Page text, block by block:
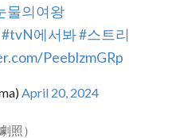
물의여왕
#tvN에서봐#스트리
PeeblzmGRp
April 20, 2024
照）